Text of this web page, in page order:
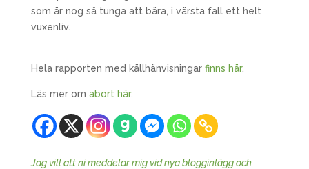
som är nog så tunga att bära, i värsta fall ett helt
vuxenliv.
Hela rapporten med källhänvisningar finns här.
Läs mer om abort här.
Jag vill att ni meddelar mig vid nya blogginlägg och